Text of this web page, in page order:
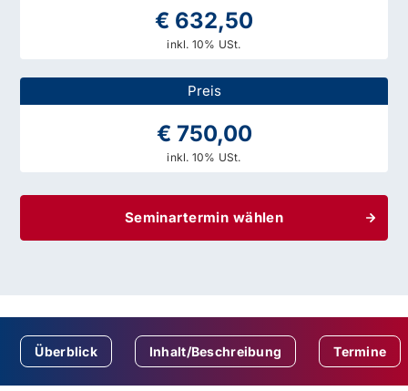
€ 632,50
inkl. 10% USt.
Preis
€ 750,00
inkl. 10% USt.
Seminartermin wählen
Überblick Inhalt/Beschreibung Termine